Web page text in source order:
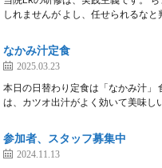
しれませんが よし、任せられるな
なかみ汁定食
2025.03.23
本日の日替わり定食は「なかみ汁」
は、カツオ出汁がよく効いて美味
参加者、スタッフ募集中
2024.11.13